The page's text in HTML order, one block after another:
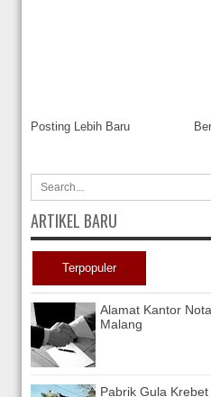
Posting Lebih Baru
ARTIKEL BARU
Terpopuler
Alamat Kantor
Malang
Pabrik Gula